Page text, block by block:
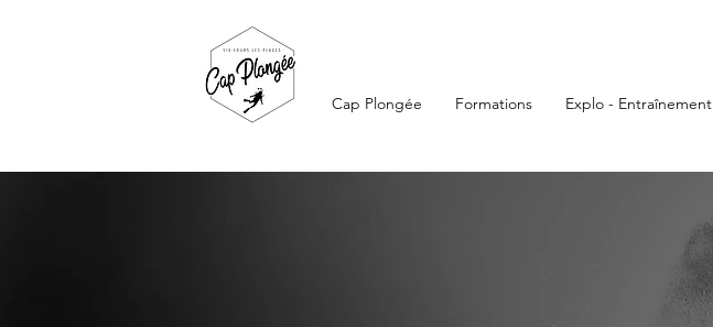
Cap Plongée Formations Explo - Entraînement